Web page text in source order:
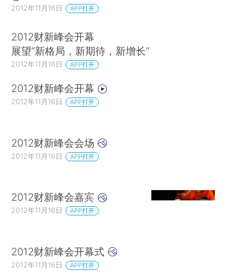
2012年11月16日 APP打开
2012财新峰会开幕
展望“新格局，新期待，新增长”
2012年11月16日 APP打开
2012财新峰会开幕
2012年11月16日 APP打开
2012财新峰会会场
2012年11月16日 APP打开
2012财新峰会嘉宾
2012年11月16日 APP打开
2012财新峰会开幕式
2012年11月16日 APP打开